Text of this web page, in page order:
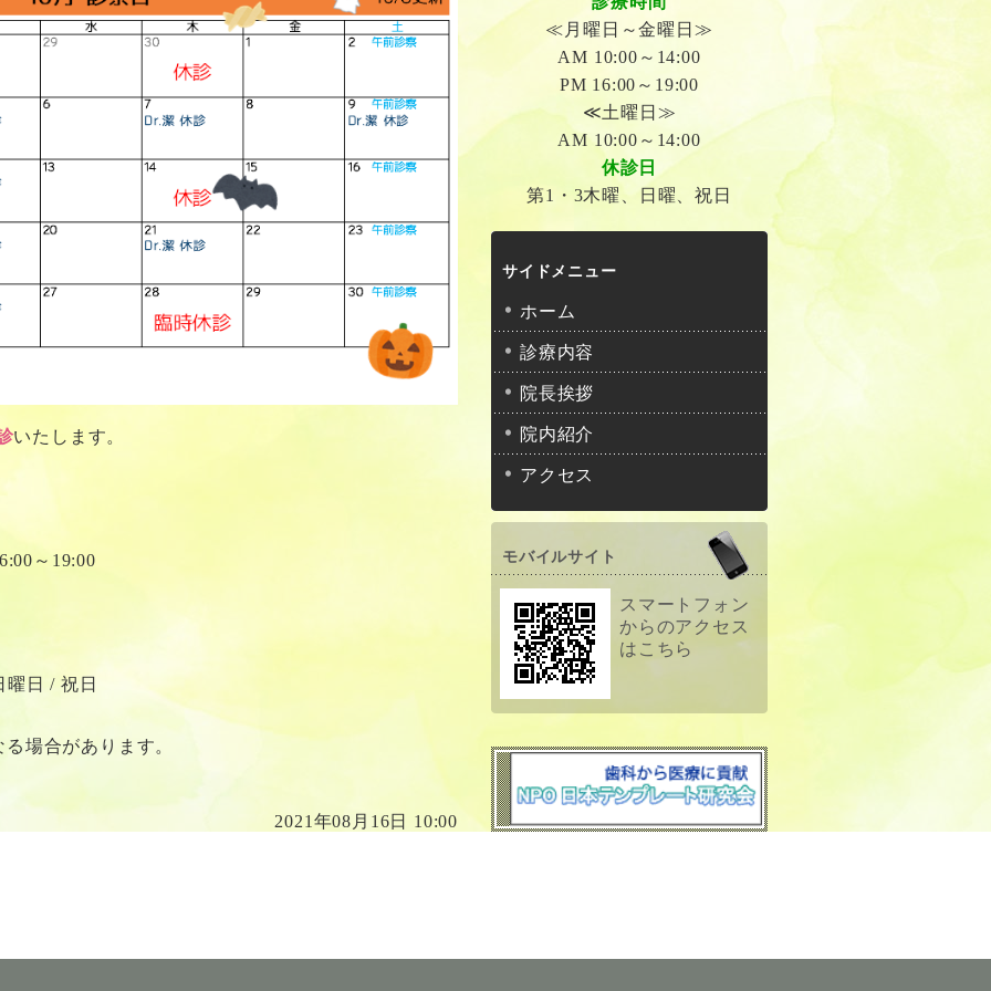
いたします。
～19:00
日 / 祝日
場合があります。
2021年08月16日 10:00
≪月曜日～金曜日≫
AM 10:00～14:00
PM 16:00～19:00
≪土曜日≫
AM 10:00～14:00
休診日
第1・3木曜、日曜、祝日
サイドメニュー
ホーム
診療内容
院長挨拶
院内紹介
アクセス
モバイルサイト
スマートフォン
からのアクセス
はこちら